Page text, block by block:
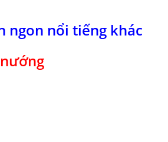
ngon nổi tiếng khác